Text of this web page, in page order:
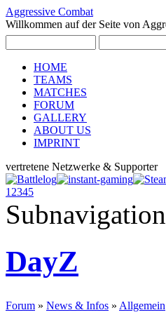
Aggressive Combat
Willkommen auf der Seite von
HOME
TEAMS
MATCHES
FORUM
GALLERY
ABOUT US
IMPRINT
vertretene Netzwerke & Supporter
1 2345
Subnavigation
DayZ
Forum » News & Infos » Allgemein